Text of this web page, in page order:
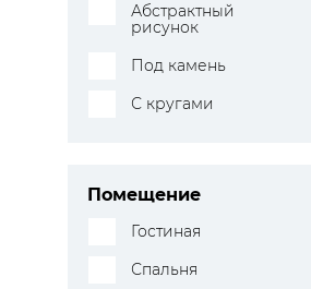
Абстрактный
рисунок
Под камень
С кругами
Помещение
Гостиная
Спальня